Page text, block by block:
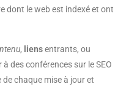
dont le web est indexé et ont
, liensentrants, ou
des conférences sur le SEO
chaque mise à jour et